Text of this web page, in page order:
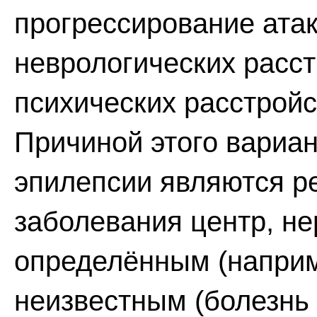
прогрессирование
неврологических
психических
Причиной этого
эпилепсии являются
заболевания центр,
определённым
неизвестным